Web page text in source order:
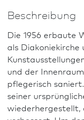
Beschreibung
Die 1956 erbaute
als Diakoniekirche
und der
pflegerisch
seiner
wiederhergestellt,